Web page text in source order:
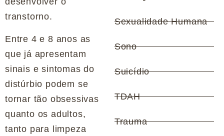
transtorno.
Entre 4 e 8 anos as
que já apresentam
sinais e sintomas do
distúrbio podem se
tornar tão obsessivas
quanto os adultos,
tanto para limpeza
Sexualidade Humana
Sono
Suicídio
TDAH
Trauma